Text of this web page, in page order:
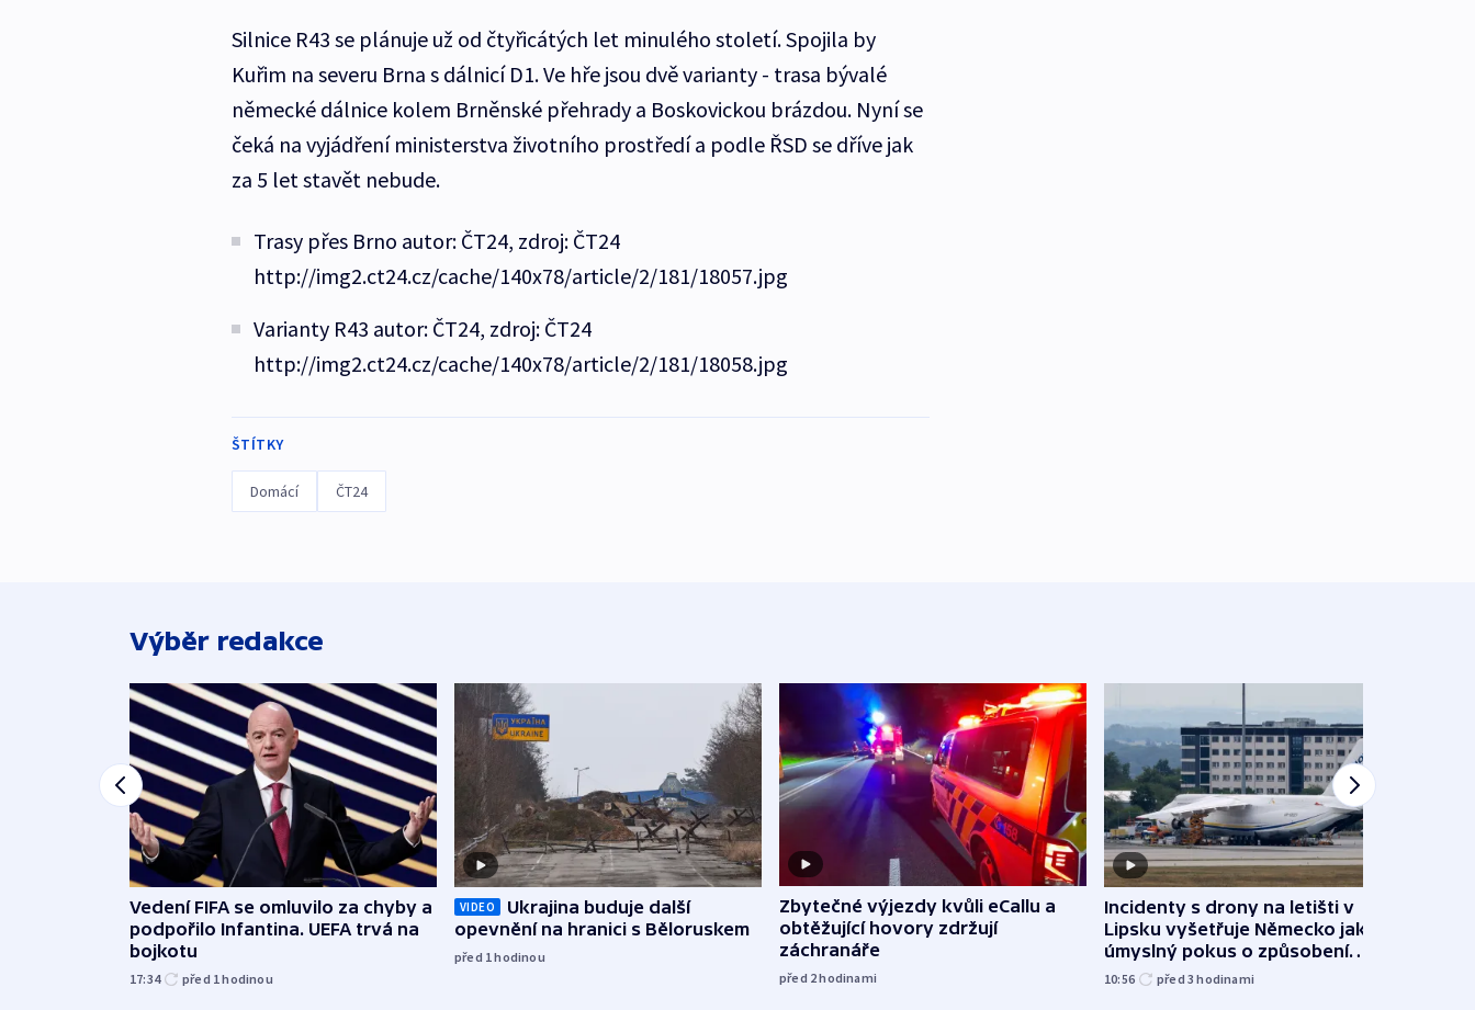
Silnice R43 se plánuje už od čtyřicátých let minulého století. Spojila by
Kuřim na severu Brna s dálnicí D1. Ve hře jsou dvě varianty - trasa bývalé
německé dálnice kolem Brněnské přehrady a Boskovickou brázdou. Nyní se
čeká na vyjádření ministerstva životního prostředí a podle ŘSD se dříve jak
za 5 let stavět nebude.
Trasy přes Brno autor: ČT24, zdroj: ČT24
http://img2.ct24.cz/cache/140x78/article/2/181/18057.jpg
Varianty R43 autor: ČT24, zdroj: ČT24
http://img2.ct24.cz/cache/140x78/article/2/181/18058.jpg
ŠTÍTKY
Domácí ČT24
Výběr redakce
Vedení FIFA se omluvilo za chyby a
podpořilo Infantina. UEFA trvá na
bojkotu
17:34 před 1hodinou
VIDEO
Ukrajina buduje další
opevnění na hranici s Běloruskem
před 1hodinou
Zbytečné výjezdy kvůli eCallu a
obtěžující hovory zdržují
záchranáře
před 2hodinami
Incidenty s drony na letišti v
Lipsku vyšetřuje Německo jako
úmyslný pokus o způsobení
exploze
10:56 před 3hodinami